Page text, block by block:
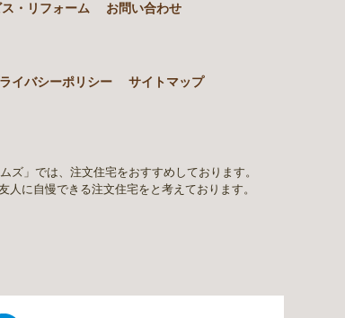
・リフォーム お問い合わせ
イバシーポリシー サイトマップ
」では、注文住宅をおすすめしております。
に自慢できる注文住宅をと考えております。